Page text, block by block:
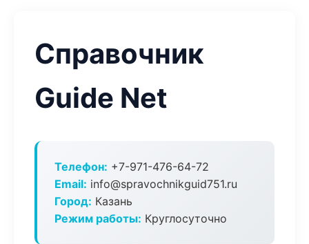
Справочник
Guide Net
Телефон: +7-971-476-64-72
Email: info@spravochnikguid751.ru
Город: Казань
Режим работы: Круглосуточно